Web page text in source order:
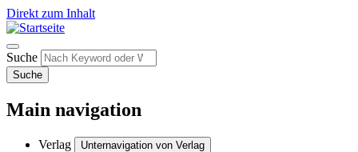
Direkt zum Inhalt
Suche
Suche
Main navigation
Verlag Unternavigation von Verlag